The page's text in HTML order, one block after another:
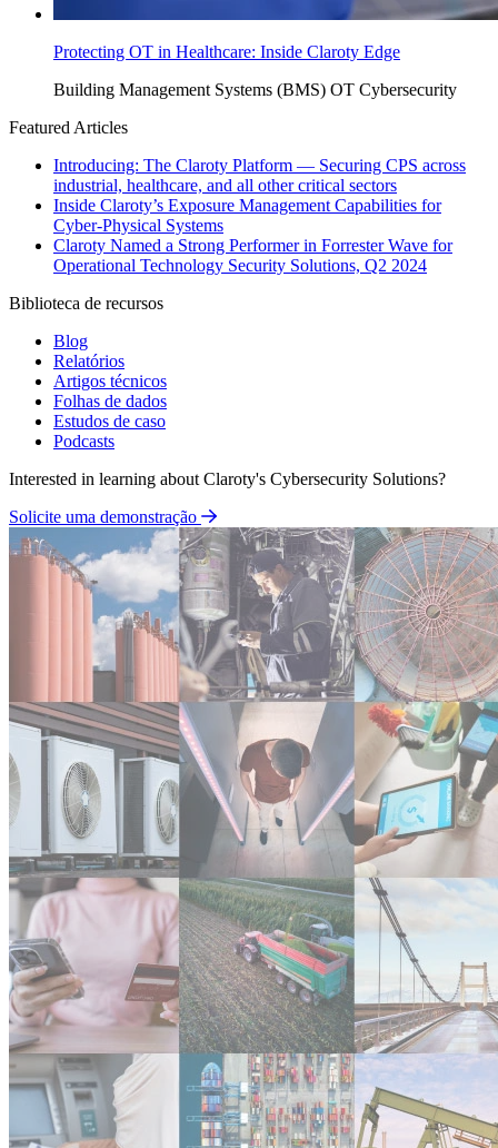
Protecting OT in Healthcare: Inside Claroty Edge
Building Management Systems (BMS) OT Cybersecurity
Featured Articles
Introducing: The Claroty Platform — Securing CPS across
industrial, healthcare, and all other critical sectors
Inside Claroty’s Exposure Management Capabilities for
Cyber-Physical Systems
Claroty Named a Strong Performer in Forrester Wave for
Operational Technology Security Solutions, Q2 2024
Biblioteca de recursos
Blog
Relatórios
Artigos técnicos
Folhas de dados
Estudos de caso
Podcasts
Interested in learning about Claroty's Cybersecurity Solutions?
Solicite uma demonstração